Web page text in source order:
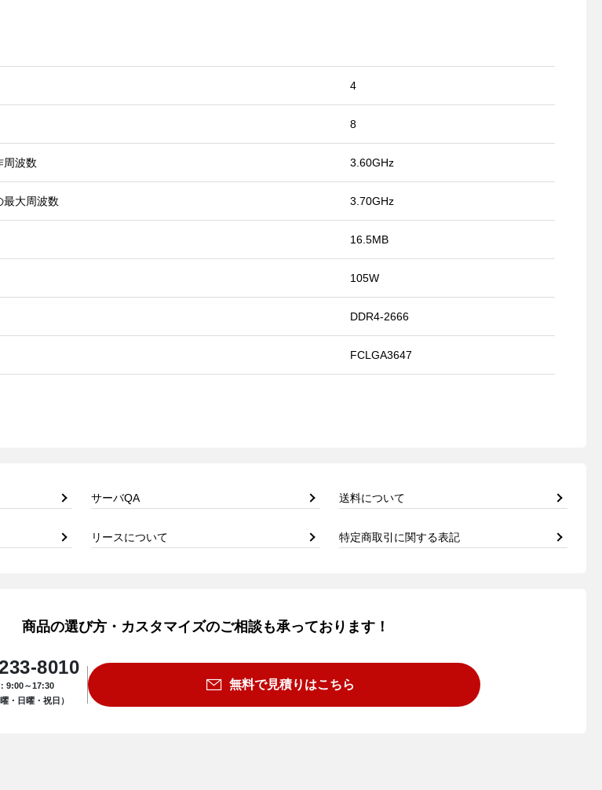
4
8
周波数 3.60GHz
最大周波数 3.70GHz
16.5MB
105W
DDR4-2666
FCLGA3647
サーバQA 送料について
リースについて 特定商取引に関する表記
商品の選び方・カスタマイズのご相談も承っております！
8010
9:00～17:30
・日曜・祝日）
無料で見積りはこちら